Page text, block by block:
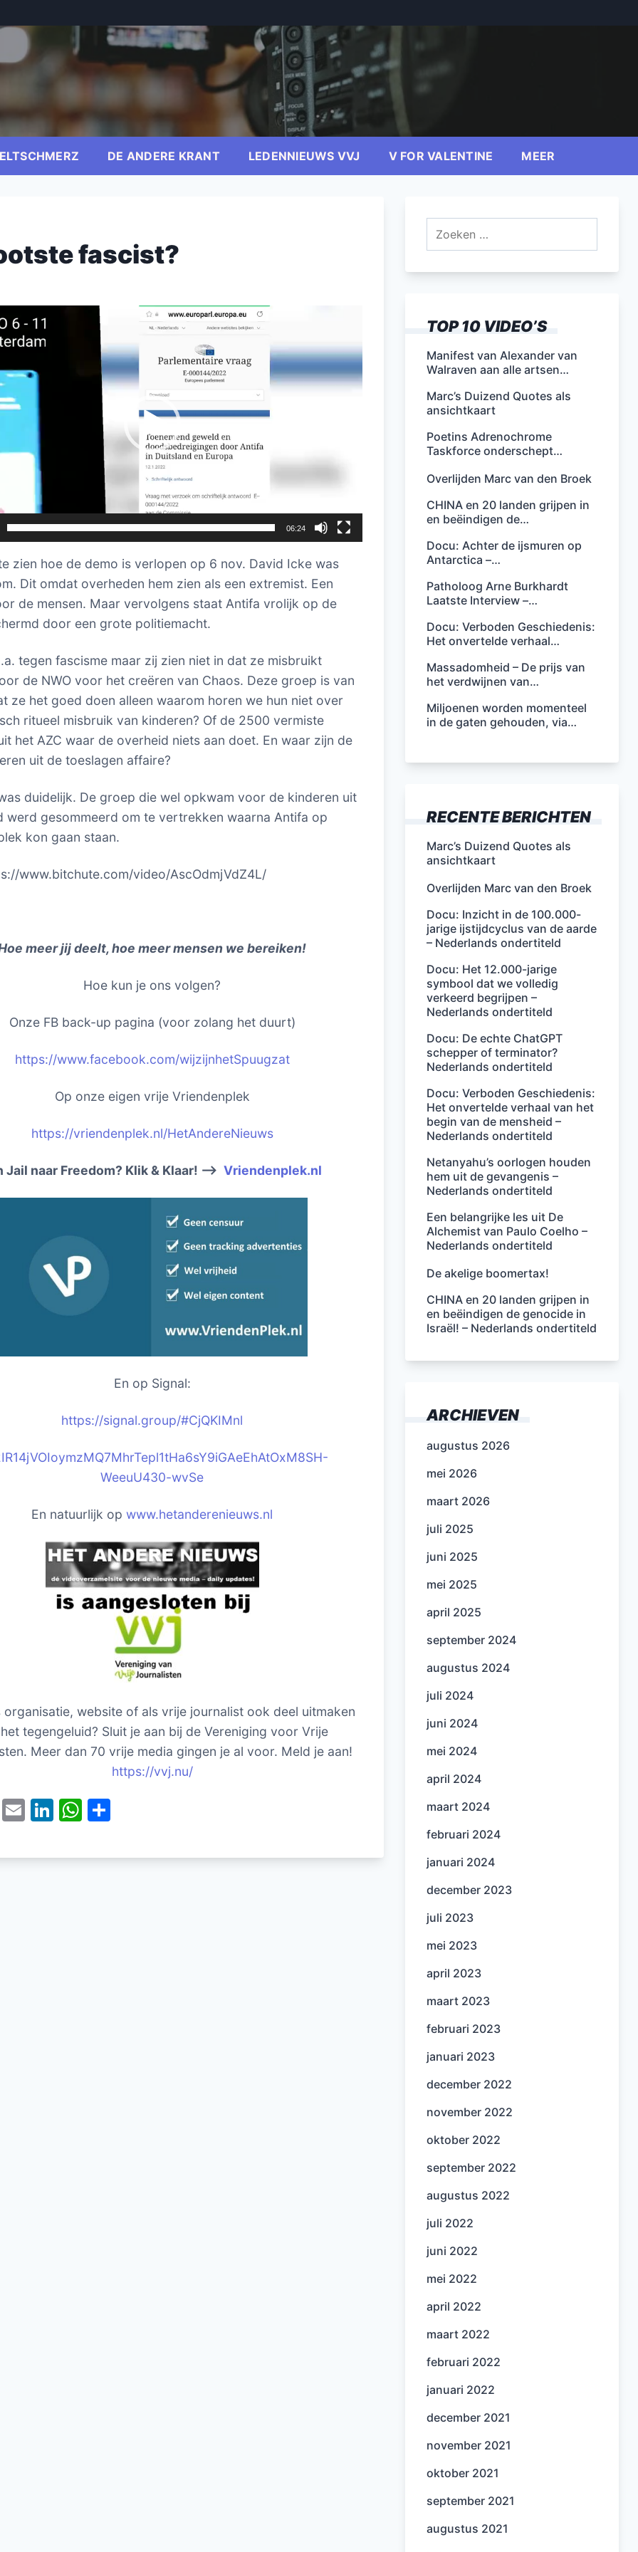
DE ANDERE KRANT LEDENNIEUWS VVJ V FOR VALENTINE MEER
fascist?
06:24
zien hoe de demo is verlopen op 6 nov. David Icke was
Dit omdat overheden hem zien als een extremist. Een
de mensen. Maar vervolgens staat Antifa vrolijk op de
door een grote politiemacht.
tegen fascisme maar zij zien niet in dat ze misbruikt
de NWO voor het creëren van Chaos. Deze groep is van
ze het goed doen alleen waarom horen we hun niet over
ritueel misbruik van kinderen? Of de 2500 vermiste
het AZC waar de overheid niets aan doet. En waar zijn de
uit de toeslagen affaire?
duidelijk. De groep die wel opkwam voor de kinderen uit
werd gesommeerd om te vertrekken waarna Antifa op
kon gaan staan.
www.bitchute.com/video/AscOdmjVdZ4L/
meer jij deelt, hoe meer mensen we bereiken!
Hoe kun je ons volgen?
Onze FB back-up pagina (voor zolang het duurt)
https://www.facebook.com/wijzijnhetSpuugzat
Op onze eigen vrije Vriendenplek
https://vriendenplek.nl/HetAndereNieuws
Jail naar Freedom? Klik & Klaar! –> Vriendenplek.nl
En op Signal:
https://signal.group/#CjQKIMnl
WeeuU430-wvSe
En natuurlijk op www.hetanderenieuws.nl
organisatie, website of als vrije journalist ook deel uitmaken
tegengeluid? Sluit je aan bij de Vereniging voor Vrije
Meer dan 70 vrije media gingen je al voor. Meld je aan!
https://vvj.nu/
E
ai
Li
k
W
at e
TOP 10 VIDEO’S
Manifest van Alexander van
Walraven aan alle artsen…
Marc’s Duizend Quotes als
ansichtkaart
Poetins Adrenochrome
Taskforce onderschept…
Overlijden Marc van den Broek
CHINA en 20 landen grijpen in
en beëindigen de…
Docu: Achter de ijsmuren op
Antarctica –…
Patholoog Arne Burkhardt
Laatste Interview –…
Docu: Verboden Geschiedenis:
Het onvertelde verhaal…
Massadomheid – De prijs van
het verdwijnen van…
Miljoenen worden momenteel
in de gaten gehouden, via…
RECENTE BERICHTEN
Marc’s Duizend Quotes als
ansichtkaart
Overlijden Marc van den Broek
Docu: Inzicht in de 100.000-
jarige ijstijdcyclus van de aarde
– Nederlands ondertiteld
Docu: Het 12.000-jarige
symbool dat we volledig
verkeerd begrijpen –
Nederlands ondertiteld
Docu: De echte ChatGPT
schepper of terminator?
Nederlands ondertiteld
Docu: Verboden Geschiedenis:
Het onvertelde verhaal van het
begin van de mensheid –
Nederlands ondertiteld
Netanyahu’s oorlogen houden
hem uit de gevangenis –
Nederlands ondertiteld
Een belangrijke les uit De
Alchemist van Paulo Coelho –
Nederlands ondertiteld
De akelige boomertax!
CHINA en 20 landen grijpen in
en beëindigen de genocide in
Israël! – Nederlands ondertiteld
ARCHIEVEN
augustus 2026
mei 2026
maart 2026
juli 2025
juni 2025
mei 2025
april 2025
september 2024
augustus 2024
juli 2024
juni 2024
mei 2024
april 2024
maart 2024
februari 2024
januari 2024
december 2023
juli 2023
mei 2023
april 2023
maart 2023
februari 2023
januari 2023
december 2022
november 2022
oktober 2022
september 2022
augustus 2022
juli 2022
juni 2022
mei 2022
april 2022
maart 2022
februari 2022
januari 2022
december 2021
november 2021
oktober 2021
september 2021
augustus 2021